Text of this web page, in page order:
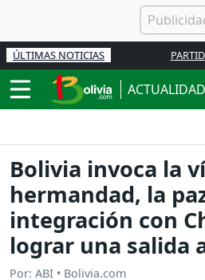
ÚLTIMAS NOTICIAS
ACTUALIDAD
Bolivia invoca la
hermandad, la
integración con
lograr una salida
Por: ABI • Bolivia.com